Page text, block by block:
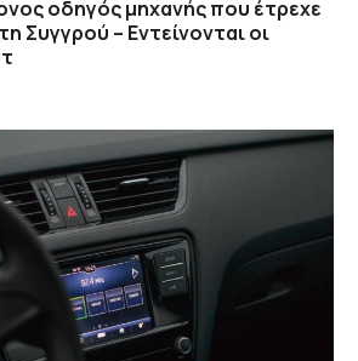
οδηγός μηχανής που έτρεχε
Συγγρού – Εντείνονται οι